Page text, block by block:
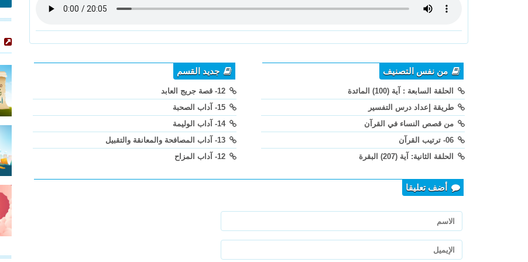
من نفس التصنيف
الحلقة السابعة : آية (100) المائدة
طريقة إعداد درس التفسير
من قصص النساء في القرآن
الحلقة الثانية: آية (207) البقرة
جديد القسم
14- آداب الوليمة
أضف تعليقا